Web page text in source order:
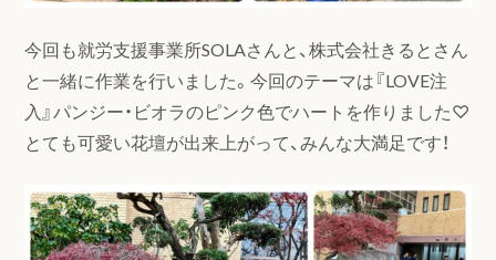
今回も就労支援事業所SOLAさんと、株式会社きるとさん
と一緒に作業を行いました。今回のテーマは『LOVE注
入』パンジー・ビオラのピンク色でハートを作りました♡
とても可愛い花壇が出来上がって、みんな大満足です！